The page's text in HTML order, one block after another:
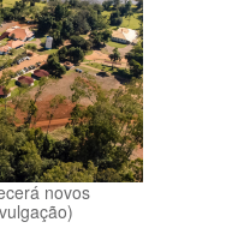
novos